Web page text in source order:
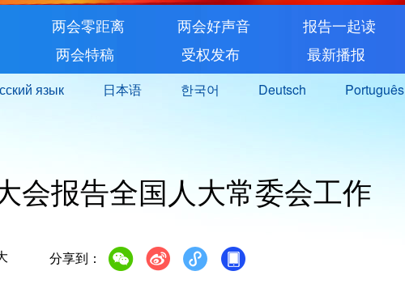
两会零距离 两会好声音
报告一起读
两会特稿 受权发布 最新播报
язык 日本语 한국어 Deutsch Português
会报告全国人大常委会工作
分享到：